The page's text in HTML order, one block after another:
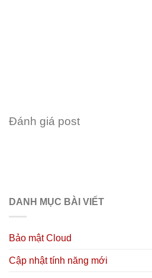
Đánh giá post
DANH MỤC BÀI VIẾT
Bảo mật Cloud
Cập nhật tính năng mới